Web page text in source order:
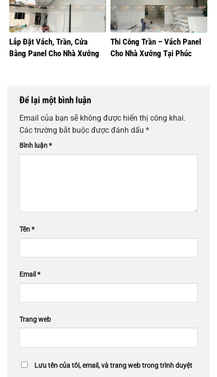
Lắp Đặt Vách, Trần, Cửa
Bằng Panel Cho Nhà Xưởng
Thi Công Trần – Vách Panel
Cho Nhà Xưởng Tại Phúc
Để lại một bình luận
Email của bạn sẽ không được hiển thị công khai.
Các trường bắt buộc được đánh dấu *
Bình luận*
Tên*
Email *
Trang web
Lưu tên của tôi, email, và trang web trong trình duyệt